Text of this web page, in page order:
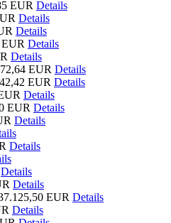
EUR Details
Details
Details
Details
Details
EUR Details
EUR Details
Details
EUR Details
Details
Details
Details
Details
EUR Details
Details